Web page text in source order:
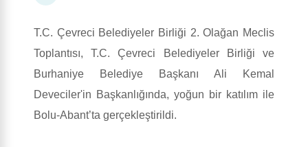
T.C. Çevreci Belediyeler Birliği 2. Olağan Meclis
Toplantısı, T.C. Çevreci Belediyeler Birliği ve
Burhaniye Belediye Başkanı Ali Kemal
Deveciler'in Başkanlığında, yoğun bir katılım ile
Bolu-Abant’ta gerçekleştirildi.